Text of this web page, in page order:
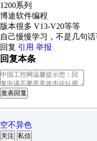
1200系列
博途软件编程
版本很多 V13-V20等等
自己慢慢学习，不是几句
回复 引用 举报
回复本条
发表回复
空不异色
关注 私信